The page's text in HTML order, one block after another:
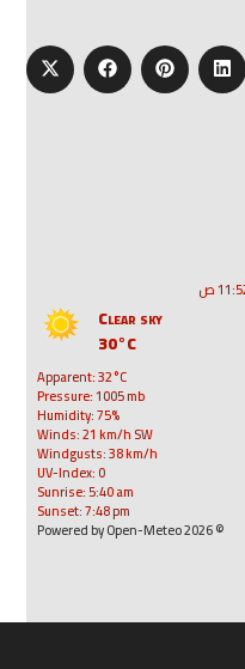
Clear sky
30°C
Apparent: 32°C
Pressure: 1005 mb
Humidity: 75%
Winds: 21 km/h SW
Windgusts: 38 km/h
UV-Index: 0
Sunrise: 5:40 am
Sunset: 7:48 pm
© 2026 Powered by Open-Meteo